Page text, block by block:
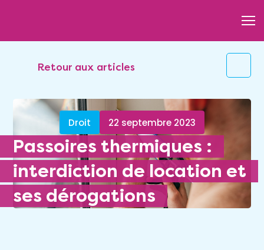
Retour aux articles
Droit 22 septembre 2023
Passoires thermiques :
interdiction de location et
ses dérogations